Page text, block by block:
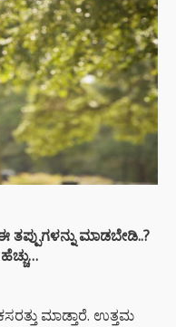
ವಿಜಯನಗರದಲ್ಲಿ
ಭಿಕ್ಷಾಟನೆ ಜಾಲ:
ಶಾಲೆ ರಜೆ ಎಂದು
ಮಕ್ಕಳನ್ನೇ ಭಿಕ್ಷೆಗೆ
ಇಳಿಸಿದ್ದ
ತಾಯಂದಿರು
ಬ್ಯಾಕ್ ಟು
ಬ್ಯಾಕ್
ಗೆದ್ದು
ಇತಿಹಾಸ
ಬರೆದ
ಮಾಡಬೇಡಿ..?
ಮಾಡ್ತಾರೆ. ಉತ್ತಮ